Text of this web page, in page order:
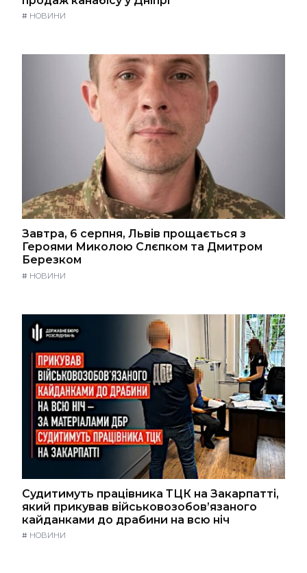
# НОВИНИ
Завтра, 6 серпня, Львів прощається з
Героями Миколою Слєпком та Дмитром
Березком
# НОВИНИ
Судитимуть працівника ТЦК на Закарпатті,
який прикував військовозобов’язаного
кайданками до драбини на всю ніч
# НОВИНИ